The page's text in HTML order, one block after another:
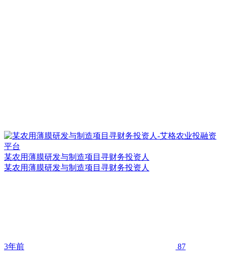
某农用薄膜研发与制造项目寻财务投资人
某农用薄膜研发与制造项目寻财务投资人
3年前 87